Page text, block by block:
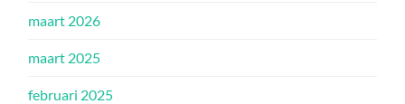
maart 2026
maart 2025
februari 2025